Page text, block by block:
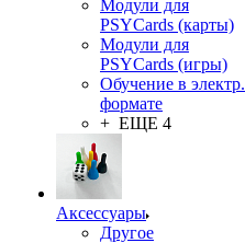
Модули для
PSYCards (карты)
Модули для
PSYCards (игры)
Обучение в электр.
формате
+ ЕЩЕ 4
Аксессуары
Другое